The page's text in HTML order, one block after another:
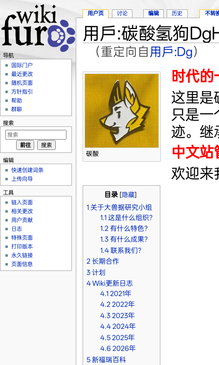
用戶:碳酸氢狗
（重定向自 用戶:Dg）
碳酸
时代
这里是
只是一
迹。继
中文站
欢迎来
目录 [隐藏]
1 关于大兽据研究小组
1.1这是什么组织？
1.2有什么特色？
1.3有什么成果？
1.4联系我们？
2 长期合作
3 计划
4 Wiki更新日志
4.1 2021年
4.22022年
4.32023年
4.42024年
4.52025年
4.6 2026年
5 新福瑞百科
用户页 讨论 编辑 历史 不转
导航
国际门户
最近更改
随机页面
方针指引
帮助
群聊
搜索
编辑
快速创建词条
上传向导
工具
链入页面
相关更改
用户贡献
日志
特殊页面
打印版本
永久链接
页面信息